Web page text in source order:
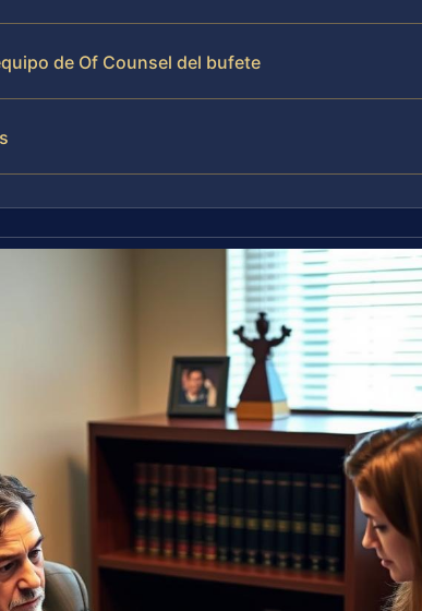
de Of Counsel del bufete